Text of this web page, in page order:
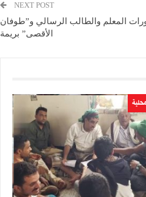
NEXT POST
المعلم والطالب الرسالي و”طوفان
الأقصى” بريمة